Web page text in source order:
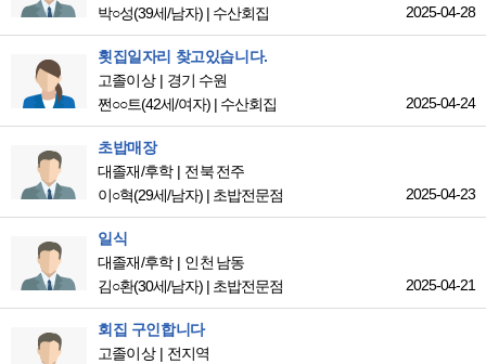
박○성(39세/남자) | 수산회집 2025-04-28
횟집일자리 찾고있습니다.
고졸이상
경기 수원
쩐○○트(42세/여자) | 수산회집 2025-04-24
초밥매장
대졸재/후학
전북 전주
이○혁(29세/남자) | 초밥전문점 2025-04-23
일식
대졸재/후학
인천 남동
김○환(30세/남자) | 초밥전문점 2025-04-21
회집 구인합니다
고졸이상
전지역